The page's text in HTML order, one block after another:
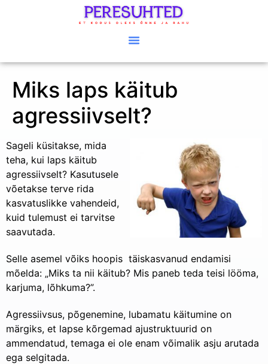
Miks laps käitub
agressiivselt?
Sageli küsitakse, mida
teha, kui laps käitub
agressiivselt? Kasutusele
võetakse terve rida
kasvatuslikke vahendeid,
kuid tulemust ei tarvitse
saavutada.
Selle asemel võiks hoopis täiskasvanud endamisi
mõelda: „Miks ta nii käitub? Mis paneb teda teisi lööma,
karjuma, lõhkuma?”.
Agressiivsus, põgenemine, lubamatu käitumine on
märgiks, et lapse kõrgemad ajustruktuurid on
ammendatud, temaga ei ole enam võimalik asju arutada
ega selgitada.